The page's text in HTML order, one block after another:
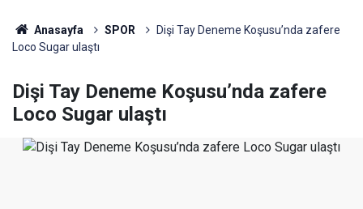
Anasayfa SPOR
Dişi Tay Deneme Koşusu’nda zafere
Loco Sugar ulaştı
Dişi Tay Deneme Koşusu’nda zafere
Loco Sugar ulaştı